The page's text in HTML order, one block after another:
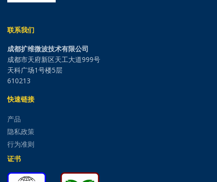
联系我们
成都扩维微波技术有限公司
成都市天府新区天工大道999号
天科广场1号楼5层
610213
快速链接
产品
隐私政策
行为准则
证书